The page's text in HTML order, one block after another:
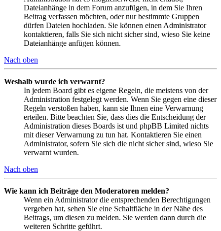
Dateianhänge in dem Forum anzufügen, in dem Sie Ihren
Beitrag verfassen möchten, oder nur bestimmte Gruppen
dürfen Dateien hochladen. Sie können einen Administrator
kontaktieren, falls Sie sich nicht sicher sind, wieso Sie keine
Dateianhänge anfügen können.
Nach oben
Weshalb wurde ich verwarnt?
In jedem Board gibt es eigene Regeln, die meistens von der
Administration festgelegt werden. Wenn Sie gegen eine dieser
Regeln verstoßen haben, kann sie Ihnen eine Verwarnung
erteilen. Bitte beachten Sie, dass dies die Entscheidung der
Administration dieses Boards ist und phpBB Limited nichts
mit dieser Verwarnung zu tun hat. Kontaktieren Sie einen
Administrator, sofern Sie sich die nicht sicher sind, wieso Sie
verwarnt wurden.
Nach oben
Wie kann ich Beiträge den Moderatoren melden?
Wenn ein Administrator die entsprechenden Berechtigungen
vergeben hat, sehen Sie eine Schaltfläche in der Nähe des
Beitrags, um diesen zu melden. Sie werden dann durch die
weiteren Schritte geführt.